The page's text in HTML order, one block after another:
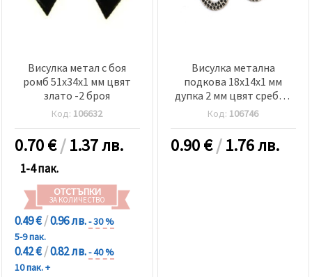
Висулка метал с боя
ромб 51x34x1 мм цвят
злато -2 броя
Код: 106632
0.70€/1.37 лв.
1-4 пак.
ОТСТЪПКИ
ЗА КОЛИЧЕСТВО
0.49 €/0.96 лв.- 30 %
5-9 пак.
0.42 €/0.82 лв.- 40 %
10 пак. +
Висулка метална
подкова 18x14x1 мм
дупка 2 мм цвят сребро
-10 броя
Код: 106746
0.90€/1.76 лв.